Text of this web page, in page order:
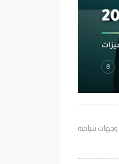
وجهات سياحية